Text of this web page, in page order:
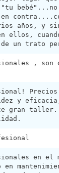
"tu
años, y
ellos,
un trato
, son
y eficacia,
gran taller.
en el